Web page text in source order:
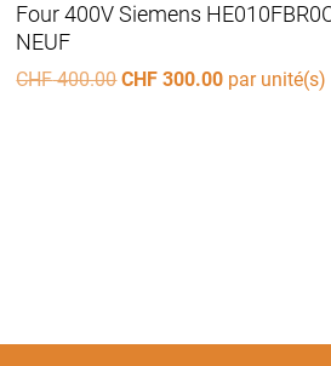
Four 400V Siemens
NEUF
CHF400.00Le
CHF 300.00Le
par unité(s)